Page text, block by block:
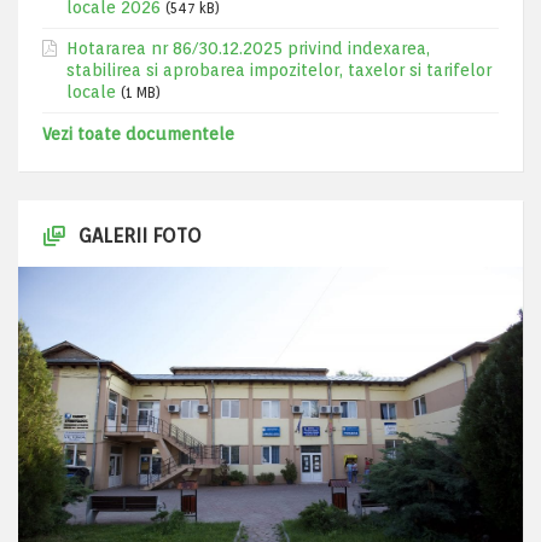
locale 2026 (547 kB)
Hotararea nr 86/30.12.2025 privind indexarea,
stabilirea si aprobarea impozitelor, taxelor si tarifelor
locale (1 MB)
Vezi toate documentele
GALERII FOTO